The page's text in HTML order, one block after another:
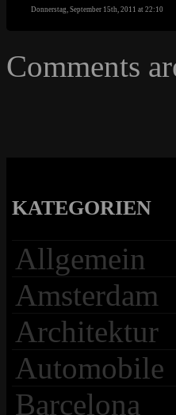
Donnerstag, September 15th, 2011 at 22:10
Comments
KATEGORIEN
Allgemein
Amsterdam
Architektur
Automobile
Barcelona